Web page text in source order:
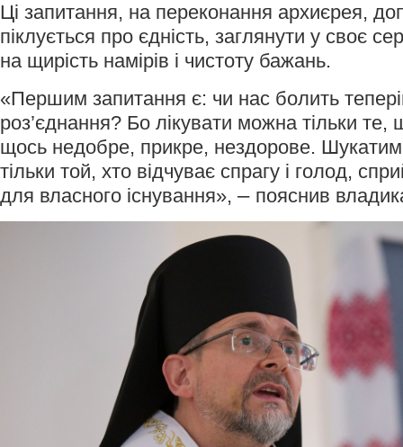
Ці запитання, на переконання архиєрея,
піклується про єдність, заглянути у своє
на щирість намірів і чистоту бажань.
«Першим запитання є: чи нас болить
роз’єднання? Бо лікувати можна тільки
щось недобре, прикре, нездорове.
тільки той, хто відчуває спрагу і голод,
для власного існування», – пояснив